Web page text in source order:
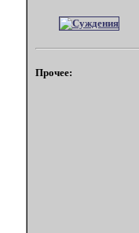
Прочее: